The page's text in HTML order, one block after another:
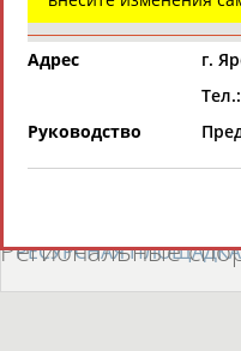
Главная » Региональные
СВОДНЫЕ ИНДЕКСЫ
ТАБЛО АКТИВНОСТИ
РЕСУРСНАЯ ПЛОЩАДКА
Региональные
Адрес
г.
Руководство